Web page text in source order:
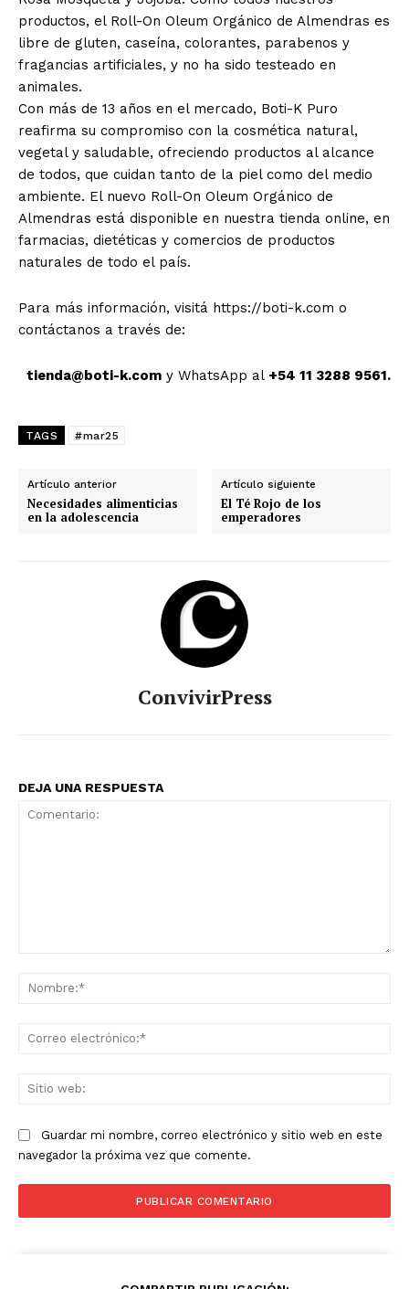
productos, el Roll-On Oleum Orgánico de Almendras es
libre de gluten, caseína, colorantes, parabenos y
fragancias artificiales, y no ha sido testeado en
animales.
Con más de 13 años en el mercado, Boti-K Puro
reafirma su compromiso con la cosmética natural,
vegetal y saludable, ofreciendo productos al alcance
de todos, que cuidan tanto de la piel como del medio
ambiente. El nuevo Roll-On Oleum Orgánico de
Almendras está disponible en nuestra tienda online, en
farmacias, dietéticas y comercios de productos
naturales de todo el país.
Para más información, visitá https://boti-k.com o
contáctanos a través de:
tienda@boti-k.com y WhatsApp al +54 11 3288 9561.
TAGS #mar25
Artículo anterior
Necesidades alimenticias
en la adolescencia
Artículo siguiente
El Té Rojo de los
emperadores
ConvivirPress
DEJA UNA RESPUESTA
Guardar mi nombre, correo electrónico y sitio web en este
navegador la próxima vez que comente.